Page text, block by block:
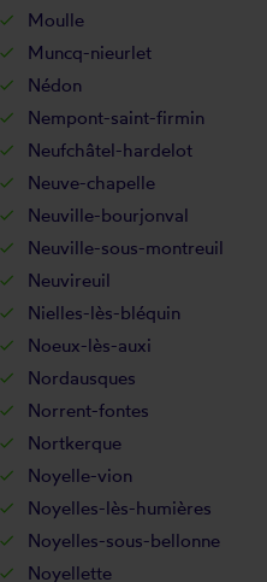
Moulle
Muncq-nieurlet
Nédon
Nempont-saint-firmin
Neufchâtel-hardelot
Neuve-chapelle
Neuville-bourjonval
Neuville-sous-montreuil
Neuvireuil
Nielles-lès-bléquin
Noeux-lès-auxi
Nordausques
Norrent-fontes
Nortkerque
Noyelle-vion
Noyelles-lès-humières
Noyelles-sous-bellonne
Noyellette